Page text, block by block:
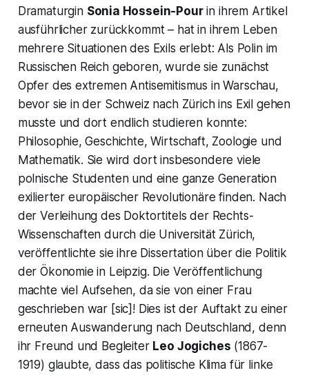
Dramaturgin Sonia Hossein-Pourin ihrem Artikel
ausführlicher zurückkommt – hat in ihrem Leben
mehrere Situationen des Exils erlebt: Als Polin im
Russischen Reich geboren, wurde sie zunächst
Opfer des extremen Antisemitismus in Warschau,
bevor sie in der Schweiz nach Zürich ins Exil gehen
musste und dort endlich studieren konnte:
Philosophie, Geschichte, Wirtschaft, Zoologie und
Mathematik. Sie wird dort insbesondere viele
polnische Studenten und eine ganze Generation
exilierter europäischer Revolutionäre finden. Nach
der Verleihung des Doktortitels der Rechts-
Wissenschaften durch die Universität Zürich,
veröffentlichte sie ihre Dissertation über die Politik
der Ökonomie in Leipzig. Die Veröffentlichung
machte viel Aufsehen, da sie von einer Frau
geschrieben war [sic]! Dies ist der Auftakt zu einer
erneuten Auswanderung nach Deutschland, denn
ihr Freund und Begleiter Leo Jogiches (1867-
1919) glaubte, dass das politische Klima für linke